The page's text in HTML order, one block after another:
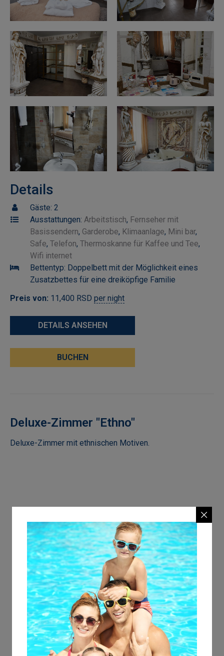
Details
Gäste: 2
Ausstattungen: Arbeitstisch, Fernseher mit
Basissendern, Garderobe, Klimaanlage, Mini bar,
Safe, Telefon, Thermoskanne für Kaffee und Tee,
Wifi internet
Bettentyp: Doppelbett mit der Möglichkeit eines
Zusatzbettes für eine dreiköpfige Familie
Preis von: 11,400 RSD per night
DETAILS ANSEHEN
BUCHEN
Deluxe-Zimmer "Ethno"
Deluxe-Zimmer mit ethnischen Motiven.